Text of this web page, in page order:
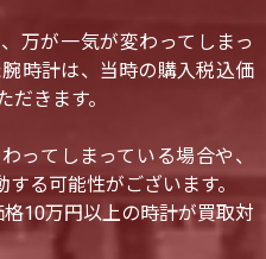
万が一気が変わってしまっ
時計は、当時の購入税込価
きます。
ってしまっている場合や、
る可能性がございます。
10万円以上の時計が買取対